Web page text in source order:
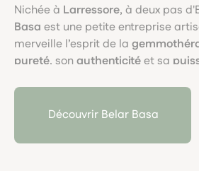
Nichée à Larressore, à deux pas
Basa est une petite entreprise
merveille l’esprit de la
pureté, son authenticitéet sa
Découvrir Belar Basa